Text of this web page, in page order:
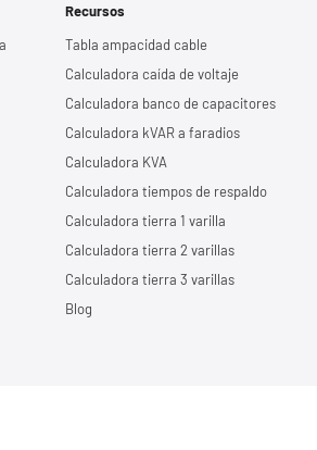
Recursos
Tabla ampacidad cable
Calculadora caída de voltaje
Calculadora banco de capacitores
Calculadora kVAR a faradios
Calculadora KVA
Calculadora tiempos de respaldo
Calculadora tierra 1 varilla
Calculadora tierra 2 varillas
Calculadora tierra 3 varillas
Blog